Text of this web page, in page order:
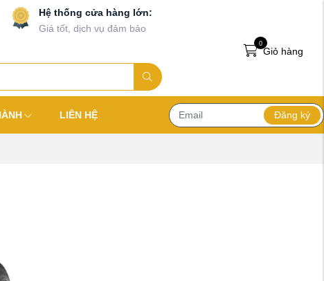
Hệ thống cửa hàng lớn:
Giá tốt, dịch vụ đảm bảo
Giỏ hàng
0
LIÊN HỆ Đăng ký